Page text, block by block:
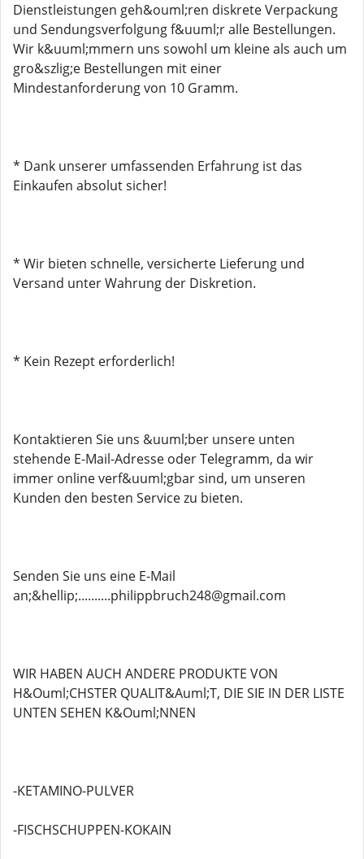
Dienstleistungen geh&ouml;ren diskrete Verpackung
und Sendungsverfolgung f&uuml;r alle Bestellungen.
Wir k&uuml;mmern uns sowohl um kleine als auch um
gro&szlig;e Bestellungen mit einer
Mindestanforderung von 10 Gramm.
* Dank unserer umfassenden Erfahrung ist das
Einkaufen absolut sicher!
* Wir bieten schnelle, versicherte Lieferung und
Versand unter Wahrung der Diskretion.
* Kein Rezept erforderlich!
Kontaktieren Sie uns &uuml;ber unsere unten
stehende E-Mail-Adresse oder Telegramm, da wir
immer online verf&uuml;gbar sind, um unseren
Kunden den besten Service zu bieten.
Senden Sie uns eine E-Mail
an;&hellip;..........philippbruch248@gmail.com
WIR HABEN AUCH ANDERE PRODUKTE VON
H&Ouml;CHSTER QUALIT&Auml;T, DIE SIE IN DER LISTE
UNTEN SEHEN K&Ouml;NNEN
-KETAMINO-PULVER
-FISCHSCHUPPEN-KOKAIN